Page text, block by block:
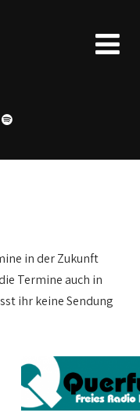
in der Zukunft
Termine auch in
ihr keine Sendung